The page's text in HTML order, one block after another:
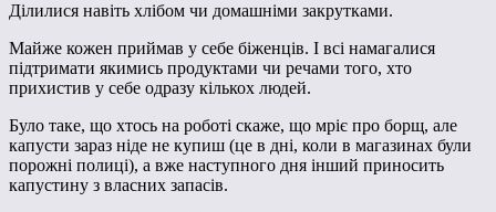
Ділилися навіть хлібом чи домашніми закрутками.
Майже кожен приймав у себе біженців. І всі намагалися
підтримати якимись продуктами чи речами того, хто
прихистив у себе одразу кількох людей.
Було таке, що хтось на роботі скаже, що мріє про борщ, але
капусти зараз ніде не купиш (це в дні, коли в магазинах були
порожні полиці), а вже наступного дня інший приносить
капустину з власних запасів.